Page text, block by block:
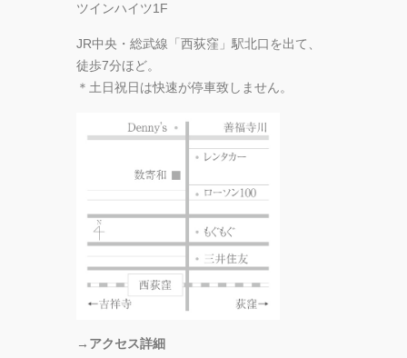
ツインハイツ1F
JR中央・総武線「西荻窪」駅北口を出て、
徒歩7分ほど。
＊土日祝日は快速が停車致しません。
→アクセス詳細